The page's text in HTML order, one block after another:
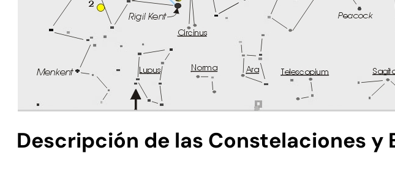
Descripción de las Constelaciones y